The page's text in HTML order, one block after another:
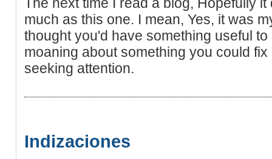
much as this one. I mean, Yes, it was
thought you'd have something useful
moaning about something you could
seeking attention.
Indizaciones